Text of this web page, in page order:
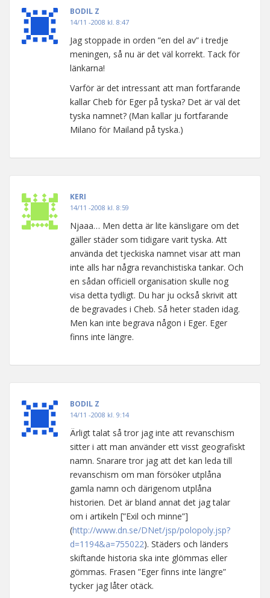
BODIL Z
14/11 -2008 kl. 8:47
Jag stoppade in orden ”en del av” i tredje
meningen, så nu är det väl korrekt. Tack för
länkarna!
Varför är det intressant att man fortfarande
kallar Cheb för Eger på tyska? Det är väl det
tyska namnet? (Man kallar ju fortfarande
Milano för Mailand på tyska.)
KERI
14/11 -2008 kl. 8:59
Njaaa… Men detta är lite känsligare om det
gäller städer som tidigare varit tyska. Att
använda det tjeckiska namnet visar att man
inte alls har några revanchistiska tankar. Och
en sådan officiell organisation skulle nog
visa detta tydligt. Du har ju också skrivit att
de begravades i Cheb. Så heter staden idag.
Men kan inte begrava någon i Eger. Eger
finns inte längre.
BODIL Z
14/11 -2008 kl. 9:14
Ärligt talat så tror jag inte att revanschism
sitter i att man använder ett visst geografiskt
namn. Snarare tror jag att det kan leda till
revanschism om man försöker utplåna
gamla namn och därigenom utplåna
historien. Det är bland annat det jag talar
om i artikeln [”Exil och minne”]
(http://www.dn.se/DNet/jsp/polopoly.jsp?
d=1194&a=755022). Städers och länders
skiftande historia ska inte glömmas eller
gömmas. Frasen ”Eger finns inte längre”
tycker jag låter otäck.